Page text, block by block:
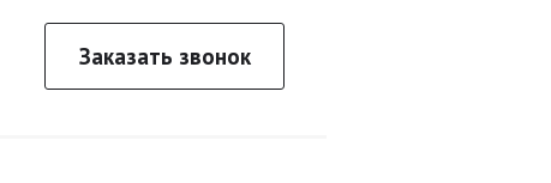
Заказать звонок